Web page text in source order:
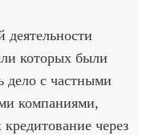
деятельности
которых были
дело с частными
компаниями,
через